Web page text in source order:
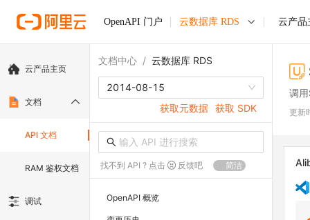
OpenAPI 门户 云数据库 RDS 云产品
云产品主页
文档
API 文档
RAM 鉴权文档
调试
文档中心 / 云数据库 RDS
2014-08-15
获取元数据 获取 SDK
找不到 API ? 点击 反馈吧 简洁
OpenAPI 概览
调
更新